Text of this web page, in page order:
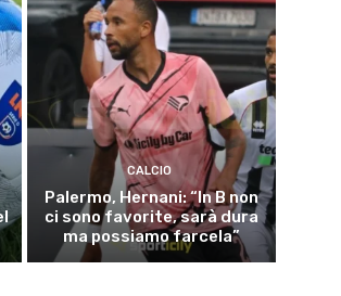
CALCIO
Palermo, Hernani: “In B non
ci sono favorite, sarà dura
ma possiamo farcela”